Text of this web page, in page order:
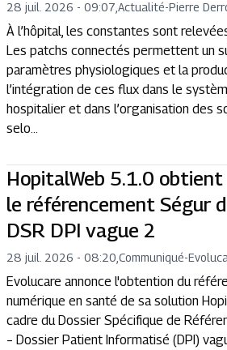
28 juil. 2026 - 09:07 Actualité-Pierre
À l’hôpital, les constantes sont
Les patchs connectés permettent un
paramètres physiologiques et la
l’intégration de ces flux dans le
hospitalier et dans l’organisation des
selo...
HopitalWeb 5.1.0 obtient
le référencement Ségur
DSR DPI vague 2
28 juil. 2026 - 08:20 Communiqué-
Evolucare annonce l'obtention du
numérique en santé de sa solution
cadre du Dossier Spécifique de
– Dossier Patient Informatisé (DPI)